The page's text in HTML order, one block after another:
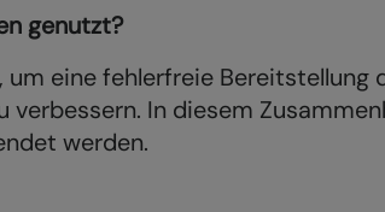
genutzt?
eine fehlerfreie
In diesem
werden.